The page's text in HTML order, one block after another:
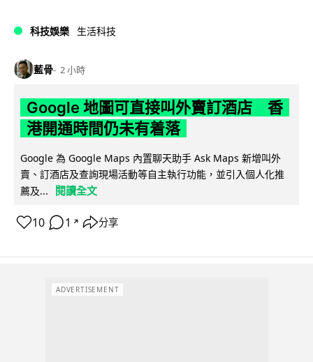
科技娛樂 生活科技
藍骨 2 小時
Google 地圖可直接叫外賣訂酒店 香
港開通時間仍未有着落
Google 為 Google Maps 內置聊天助手 Ask Maps 新增叫外
賣、訂酒店及查詢現場活動等自主執行功能，並引入個人化推
薦及...
閱讀全文
10 1 ↗ 分享
ADVERTISEMENT